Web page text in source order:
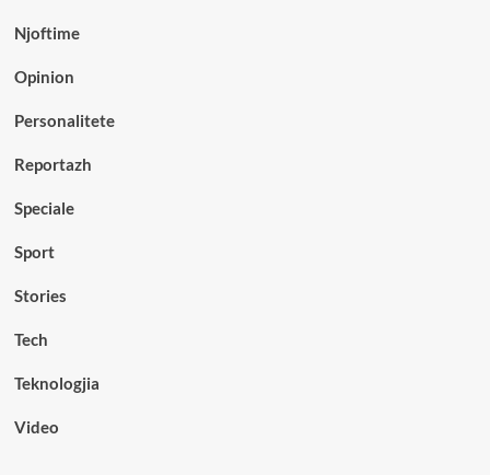
Njoftime
Opinion
Personalitete
Reportazh
Speciale
Sport
Stories
Tech
Teknologjia
Video